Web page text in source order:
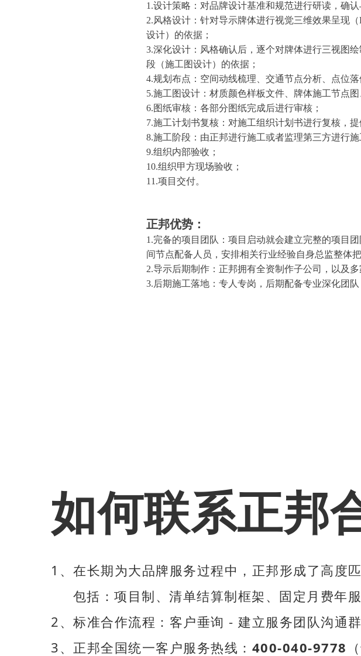
1.设计策略：对品牌设计基准和规范进行研读，确
2.风格设计：针对导示牌体进行视觉三维效果呈现
设计）的依据；
3.深化设计：风格确认后，逐个对牌体进行三视图
段（施工图设计）的依据；
4.规划布点：空间动线梳理、交通节点分析、点位落
5.施工图设计：材质颜色样板文件、牌体施工节点
6.图纸审核：各部分图纸完成后进行审核；
7.施工计划书复核：对施工组织计划书进行复核，提
8.施工阶段：由正邦进行施工或者监理第三方进行施
9.组织内部验收；
10.组织甲方现场验收；
11.项目交付。
正邦优势：
1.完备的项目团队：项目启动就会建立完整的项目
间节点配备人员，安排相关行业经验自身总监整体
2.导示后期制作：正邦拥有全资制作子公司，以及
3.后期施工落地：专人专岗，后期配备专业深化团
如何联系正邦
1、在长期为大品牌服务过程中，正邦形成了高度
包括：项目制、清单结算制框架、固定月费年
2、标准合作流程：客户垂询 - 建立服务团队沟通
3、正邦全国统一客户服务热线： 400-040-9778